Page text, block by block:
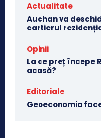
Actualitate
Auchan va
cartierul
Opinii
La ce preț începe
acasă?
Editoriale
Geoeconomia